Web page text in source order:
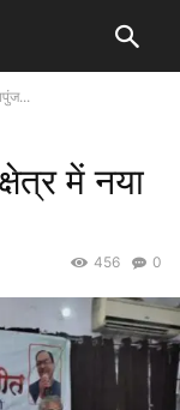
में नया
0
456